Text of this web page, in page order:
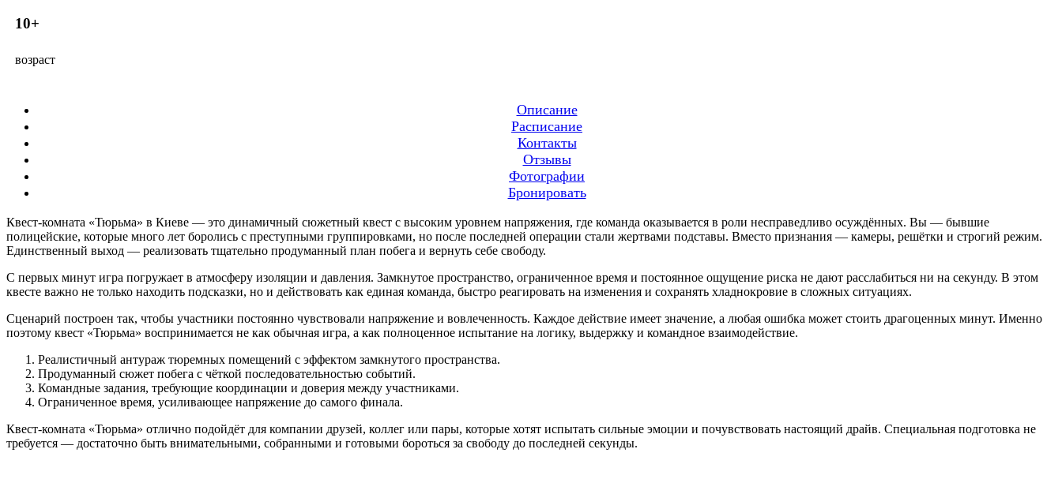
10+
возраст
Описание
Расписание
Контакты
Отзывы
Фотографии
Бронировать
Квест-комната «Тюрьма» в Киеве — это динамичный сюжетный квест с высоким уровнем напряжения, где команда оказывается в роли несправедливо осуждённых. Вы — бывшие
полицейские, которые много лет боролись с преступными группировками, но после последней операции стали жертвами подставы. Вместо признания — камеры, решётки и строгий режим.
Единственный выход — реализовать тщательно продуманный план побега и вернуть себе свободу.
С первых минут игра погружает в атмосферу изоляции и давления. Замкнутое пространство, ограниченное время и постоянное ощущение риска не дают расслабиться ни на секунду. В этом
квесте важно не только находить подсказки, но и действовать как единая команда, быстро реагировать на изменения и сохранять хладнокровие в сложных ситуациях.
Сценарий построен так, чтобы участники постоянно чувствовали напряжение и вовлеченность. Каждое действие имеет значение, а любая ошибка может стоить драгоценных минут. Именно
поэтому квест «Тюрьма» воспринимается не как обычная игра, а как полноценное испытание на логику, выдержку и командное взаимодействие.
Реалистичный антураж тюремных помещений с эффектом замкнутого пространства.
Продуманный сюжет побега с чёткой последовательностью событий.
Командные задания, требующие координации и доверия между участниками.
Ограниченное время, усиливающее напряжение до самого финала.
Квест-комната «Тюрьма» отлично подойдёт для компании друзей, коллег или пары, которые хотят испытать сильные эмоции и почувствовать настоящий драйв. Специальная подготовка не
требуется — достаточно быть внимательными, собранными и готовыми бороться за свободу до последней секунды.